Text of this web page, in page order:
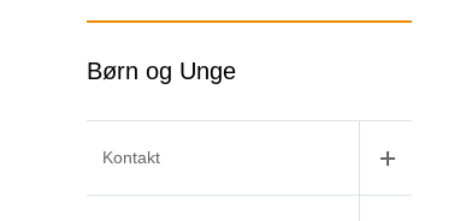
Børn og Unge
Kontakt